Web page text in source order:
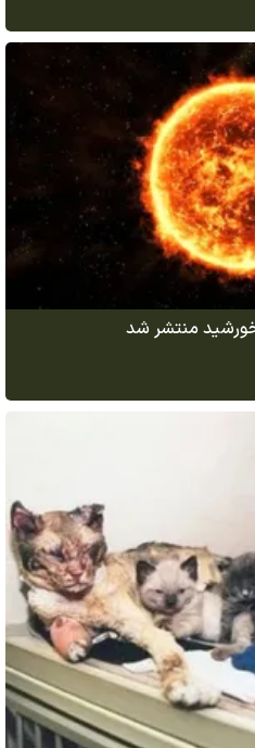
منتشر شد